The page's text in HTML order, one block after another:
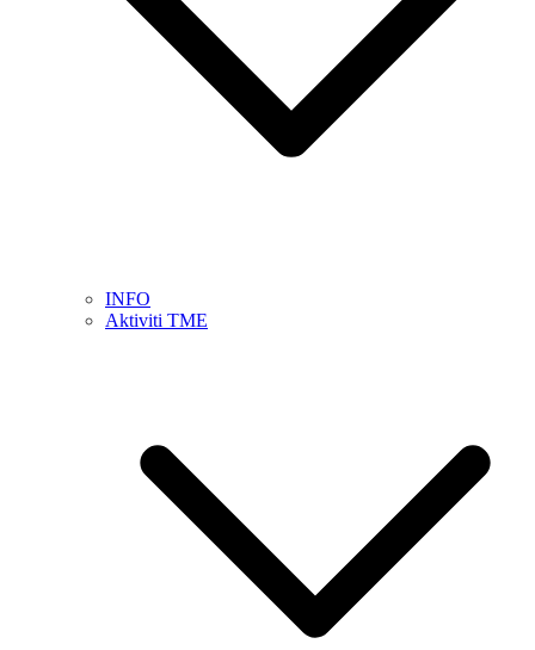
INFO
Aktiviti TME